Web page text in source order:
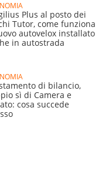
Plus al posto dei
Tutor, come funziona
autovelox installato
in autostrada
di bilancio,
sì di Camera e
cosa succede